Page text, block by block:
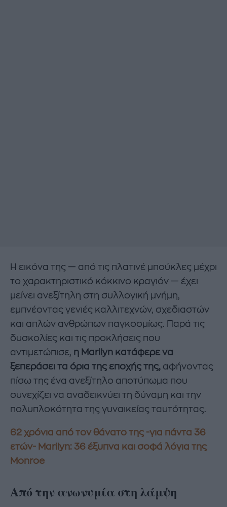
Η εικόνα της — από τις πλατινέ μπούκλες μέχρι
το χαρακτηριστικό κόκκινο κραγιόν — έχει
μείνει ανεξίτηλη στη συλλογική μνήμη,
εμπνέοντας γενιές καλλιτεχνών, σχεδιαστών
και απλών ανθρώπων παγκοσμίως. Παρά τις
δυσκολίες και τις προκλήσεις που
αντιμετώπισε, η Marilyn κατάφερε να
ξεπεράσει τα όρια της εποχής της, αφήνοντας
πίσω της ένα ανεξίτηλο αποτύπωμα που
συνεχίζει να αναδεικνύει τη δύναμη και την
πολυπλοκότητα της γυναικείας ταυτότητας.
62 χρόνια από τον θάνατο της -για πάντα 36
ετών- Marilyn: 36 έξυπνα και σοφά λόγια της
Monroe
Από την ανωνυμία στη λάμψη